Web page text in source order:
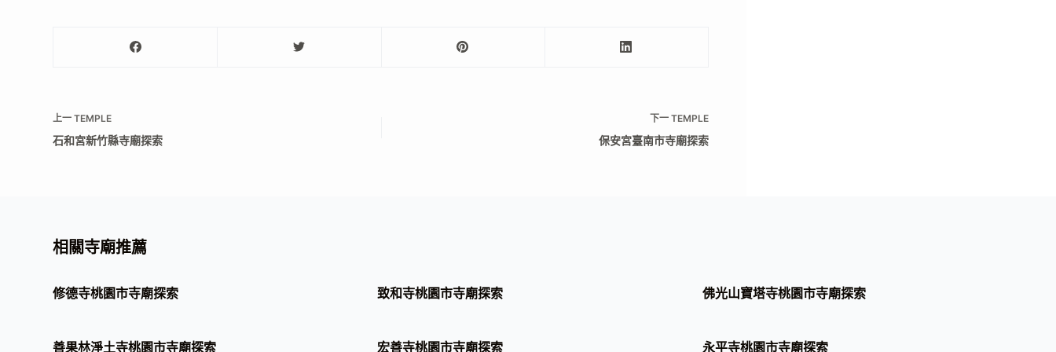
上一TEMPLE
石和宮新竹縣寺廟探索
下一 TEMPLE
保安宮臺南市寺廟探索
相關寺廟推薦
修德寺桃園市寺廟探索 致和寺桃園市寺廟探索 佛光山寶塔寺桃園市寺廟探索
善果林淨土寺桃園市寺廟探索 宏善寺桃園市寺廟探索 永平寺桃園市寺廟探索